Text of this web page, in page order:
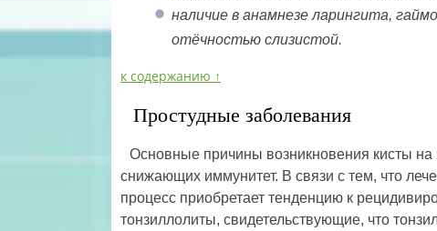
наличие в анамнезе ларингита,
отёчностью слизистой.
к содержанию ↑
Простудные заболевания
Основные причины возникновения кисты
снижающих иммунитет. В связи с тем, что
процесс приобретает тенденцию к
тонзиллолиты, свидетельствующие, что